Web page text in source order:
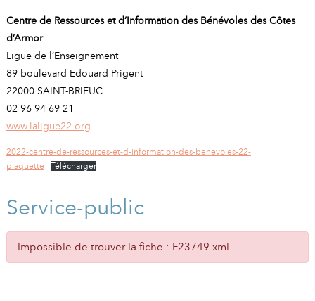
Centre de Ressources et d’Information des Bénévoles des Côtes
d’Armor
Ligue de l’Enseignement
89 boulevard Edouard Prigent
22000 SAINT-BRIEUC
02 96 94 69 21
www.laligue22.org
2022-centre-de-ressources-et-d-information-des-benevoles-22-
plaquette
Télécharger
Service-public
Impossible de trouver la fiche : F23749.xml